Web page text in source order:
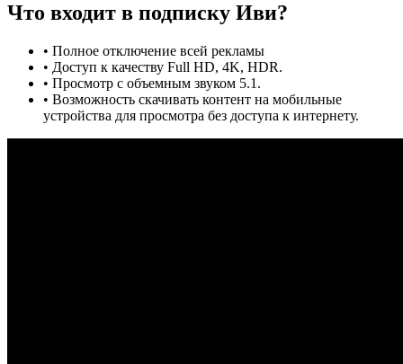
Что входит в подписку Иви?
• Полное отключение всей рекламы
• Доступ к качеству Full HD, 4K, HDR.
• Просмотр с объемным звуком 5.1.
• Возможность скачивать контент на мобильные
устройства для просмотра без доступа к интернету.